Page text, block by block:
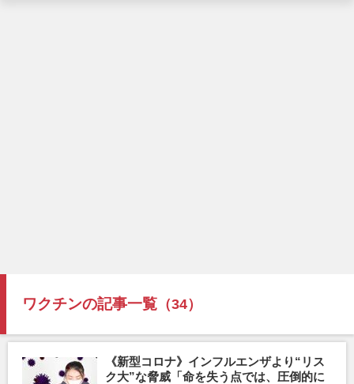
ワクチンの記事一覧 （34）
《新型コロナ》インフルエンザより“リス
ク大”な脅威「命を失う点では、圧倒的に